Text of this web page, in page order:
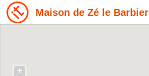
Maison de Zé le Barbier
+